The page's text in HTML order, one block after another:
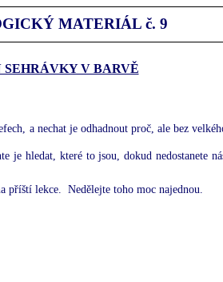
MATERIÁL č. 9
SEHRÁVKY V BARVĚ
a nechat je odhadnout proč, ale bez
hledat, které to jsou, dokud nedostanete
příští lekce.
Nedělejte toho moc najednou.